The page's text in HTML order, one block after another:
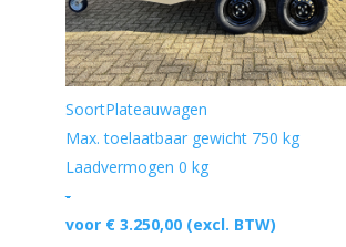
SoortPlateauwagen
Max. toelaatbaar gewicht750 kg
Laadvermogen 0 kg
-
voor € 3.250,00 (excl. BTW)